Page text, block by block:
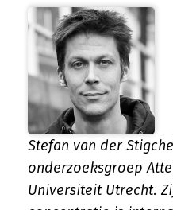
Stefan van der
onderzoeksgroep
Universiteit Utrecht.